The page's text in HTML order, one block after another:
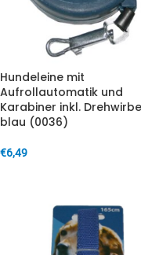
Hundeleine mit
Aufrollautomatik und
Karabiner inkl.
blau (0036)
€6,49